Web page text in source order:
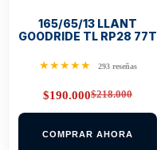
165/65/13 LLANT
GOODRIDE TL RP28 77T
★★★★★ 293 reseñas
$218.000
Original
price
$218.000.
$190.000Current
price
$190.000.
COMPRAR AHORA